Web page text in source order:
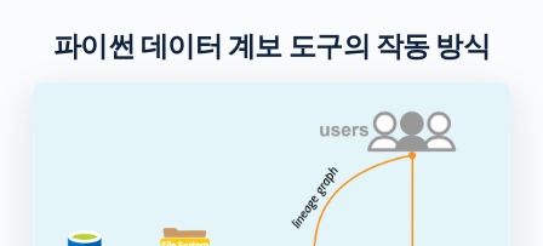
파이썬 데이터 계보 도구의 작동 방식